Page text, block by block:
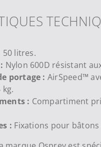
50 litres.
Nylon 600D résistant
portage : AirSpeed™
kg.
: Compartiment
: Fixations pour